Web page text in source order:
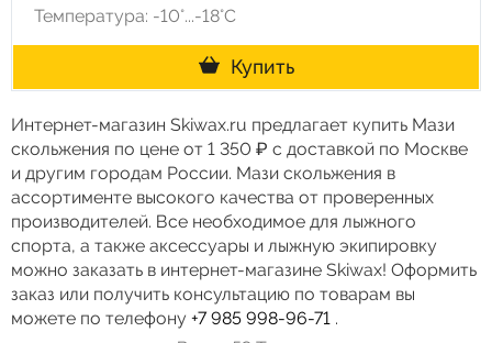
Температура: -10°...-18°С
Купить
Интернет-магазин Skiwax.ru предлагает купить Мази
скольжения по цене от 1 350 ₽ с доставкой по Москве
и другим городам России. Мази скольжения в
ассортименте высокого качества от проверенных
производителей. Все необходимое для лыжного
спорта, а также аксессуары и лыжную экипировку
можно заказать в интернет-магазине Skiwax! Оформить
заказ или получить консультацию по товарам вы
можете по телефону +7 985 998-96-71 .